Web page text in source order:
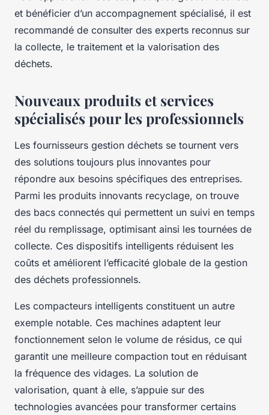
et bénéficier d’un accompagnement spécialisé, il est
recommandé de consulter des experts reconnus sur
la collecte, le traitement et la valorisation des
déchets.
Nouveaux produits et services
spécialisés pour les professionnels
Les fournisseurs gestion déchets se tournent vers
des solutions toujours plus innovantes pour
répondre aux besoins spécifiques des entreprises.
Parmi les produits innovants recyclage, on trouve
des bacs connectés qui permettent un suivi en temps
réel du remplissage, optimisant ainsi les tournées de
collecte. Ces dispositifs intelligents réduisent les
coûts et améliorent l’efficacité globale de la gestion
des déchets professionnels.
Les compacteurs intelligents constituent un autre
exemple notable. Ces machines adaptent leur
fonctionnement selon le volume de résidus, ce qui
garantit une meilleure compaction tout en réduisant
la fréquence des vidages. La solution de
valorisation, quant à elle, s’appuie sur des
technologies avancées pour transformer certains